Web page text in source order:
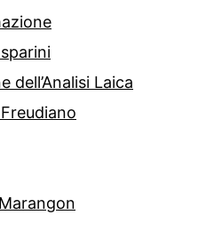
dell’Analisi Laica